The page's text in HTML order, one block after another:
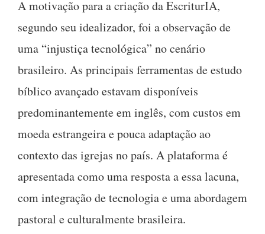
A motivação para a criação da EscriturIA,
segundo seu idealizador, foi a observação de
uma “injustiça tecnológica” no cenário
brasileiro. As principais ferramentas de estudo
bíblico avançado estavam disponíveis
predominantemente em inglês, com custos em
moeda estrangeira e pouca adaptação ao
contexto das igrejas no país. A plataforma é
apresentada como uma resposta a essa lacuna,
com integração de tecnologia e uma abordagem
pastoral e culturalmente brasileira.